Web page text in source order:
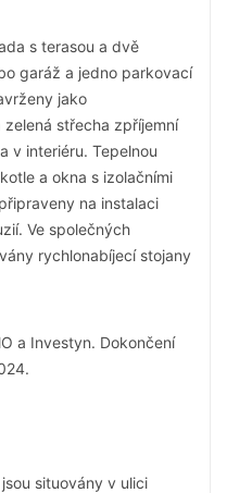
s terasou a dvě
garáž a jedno parkovací
jako
střecha zpříjemní
v interiéru. Tepelnou
a okna s izolačními
na instalaci
Ve společných
rychlonabíjecí stojany
a Investyn. Dokončení
situovány v ulici